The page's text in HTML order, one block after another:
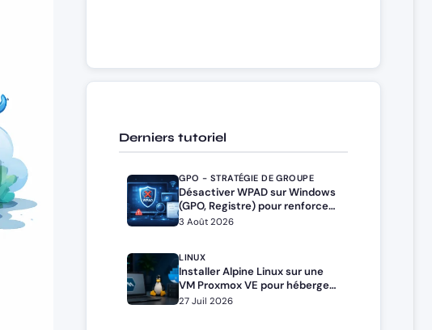
Derniers tutoriel
GPO - STRATÉGIE DE GROUPE
Désactiver WPAD sur Windows
(GPO, Registre) pour renforcer
la sécurité
3 Août 2026
LINUX
Installer Alpine Linux sur une
VM Proxmox VE pour héberger
Docker et Docker Compose
27 Juil 2026